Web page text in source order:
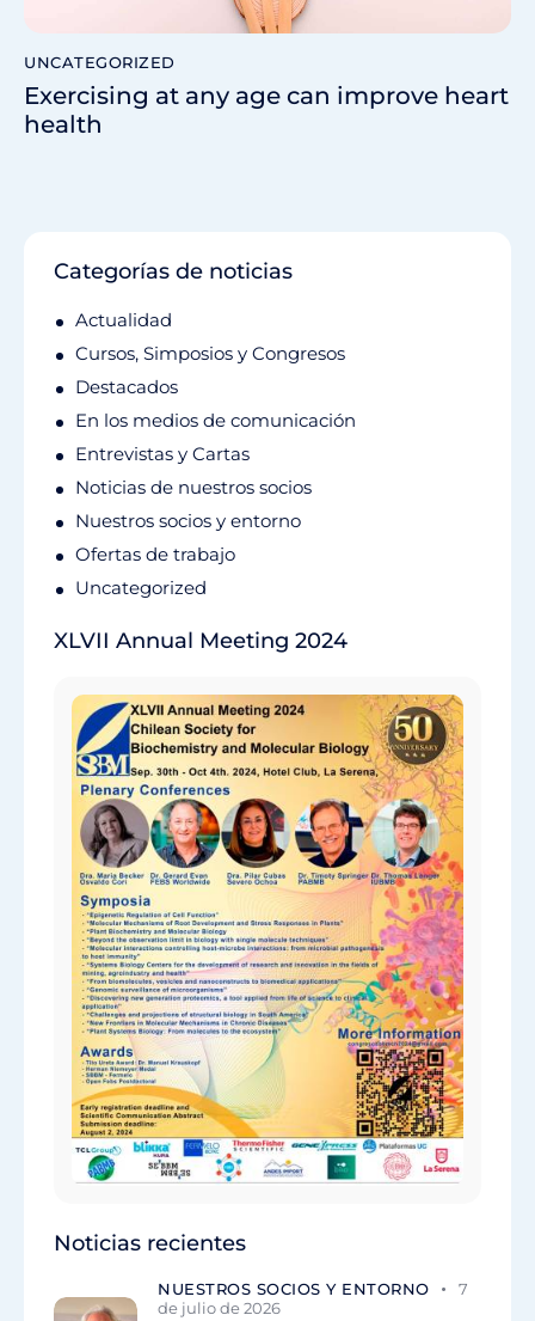
UNCATEGORIZED
Exercising at any age can improve heart
health
Categorías de noticias
Actualidad
Cursos, Simposios y Congresos
Destacados
En los medios de comunicación
Entrevistas y Cartas
Noticias de nuestros socios
Nuestros socios y entorno
Ofertas de trabajo
Uncategorized
XLVII Annual Meeting 2024
Noticias recientes
NUESTROS SOCIOS Y ENTORNO
7
de julio de 2026